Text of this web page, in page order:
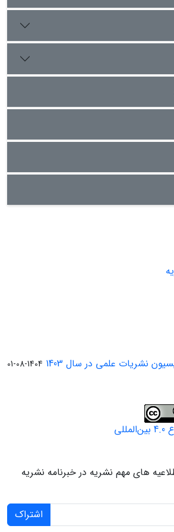
مصادره اموال ایران در سال 1979 می‌­باشد، تحلیل شده است.
بر این امر دارد که معیارهای دوگانه
بررسی پروندهای مربوط به امنیت ملی
و خارج از نظارت قضایی
است.
نشریات علمی در سال 1403 1404-08-01
های مهم نشریه در خبرنامه نشریه
اشتراک